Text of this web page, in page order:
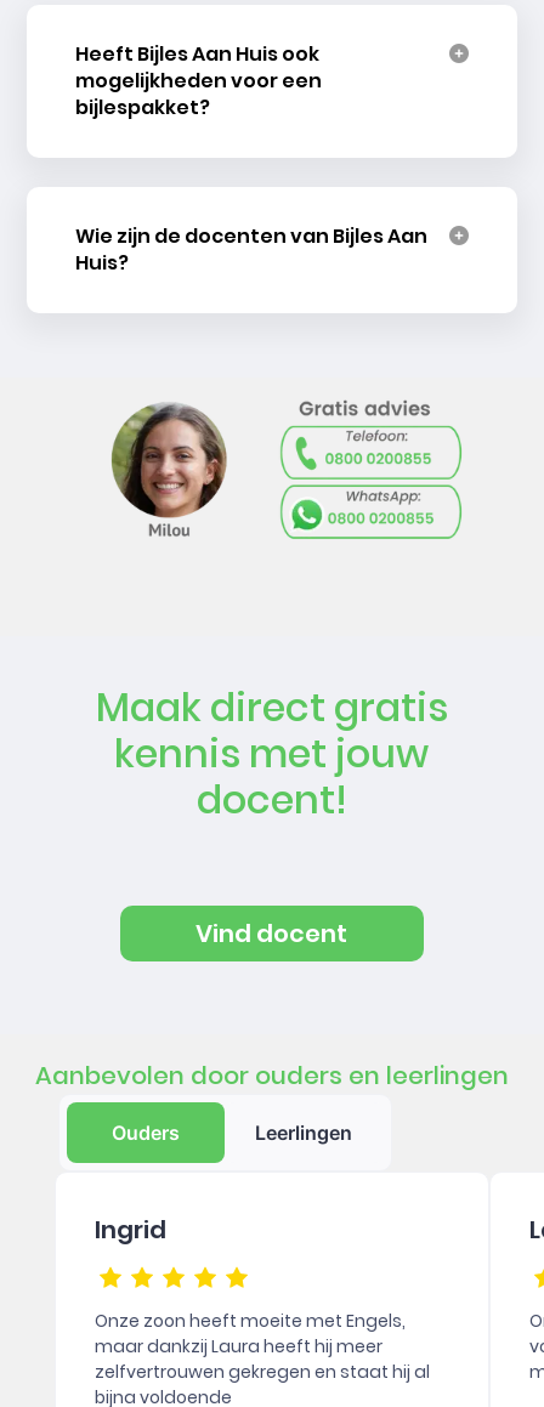
Heeft Bijles Aan Huis ook
mogelijkheden voor een
bijlespakket?
Wie zijn de docenten van Bijles Aan
Huis?
Maak direct gratis
kennis met jouw
docent!
Vind docent
Aanbevolen door ouders en leerlingen
Ouders Leerlingen
Ingrid
Onze zoon heeft moeite met Engels,
maar dankzij Laura heeft hij meer
zelfvertrouwen gekregen en staat hij al
bijna voldoende